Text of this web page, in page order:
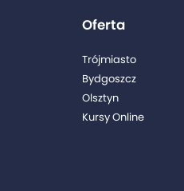
Oferta
Trójmiasto
Bydgoszcz
Olsztyn
Kursy Online